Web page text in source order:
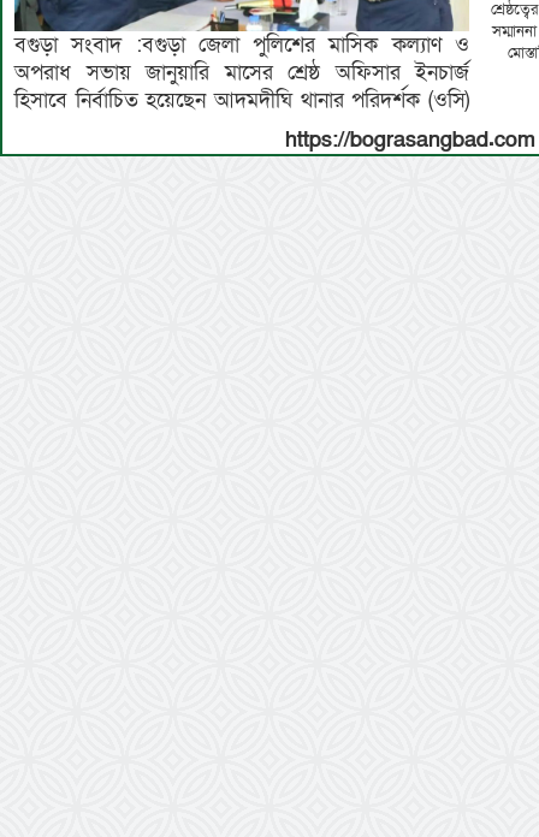
বগুড়া সংবাদ :বগুড়া জেলা পুলিশের মাসিক কল্যাণ ও
অপরাধ সভায় জানুয়ারি মাসের শ্রেষ্ঠ অফিসার ইনচার্জ
হিসাবে নির্বাচিত হয়েছেন আদমদীঘি থানার পরিদর্শক (ওসি)
https://